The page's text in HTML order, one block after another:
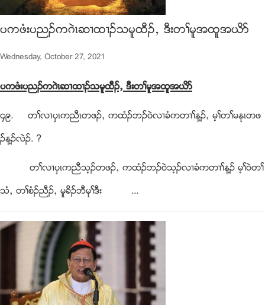
ပကဖံးပညဥကဂဲၚဆ႕ထ႕ဥသမူထီဥယ ဒီးတႈမူအထူအဎိဏ
Wednesday, October 27, 2021
ပကဖံးပညဥကဂဲၚဆ႕ထ႕ဥသမူထီဥယ ဒီးတႈမူအထူအဎိဏ
၄၉. တႈလ႕ပွၚကညီၚတဖဥယ ကထံဥဘဥ၀ဲလ႕ခံကတ႕ႈန႔ဥယ မ့ႈတႈမႏုၚတဖ
ဥန႔ဥလဲဥ. ?
တႈလ႕ပွၚကညီသ့ဥတဖဥယ ကထံဥဘဥ၀ဲသ့ဥလ႕ခံကတ႕ႈန႔ဥ မ့ႈ၀ဲတႈ
သံယ တႈစံဥညီဥယ မူခိဥဘီမုႈဒီး ...